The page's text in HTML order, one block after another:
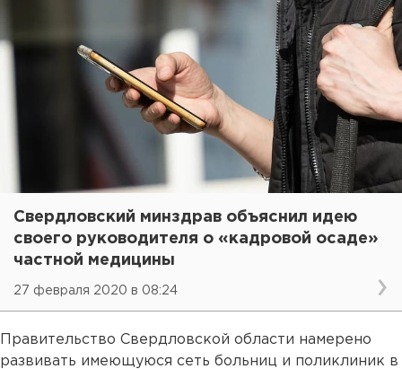
Свердловский минздрав объяснил идею
своего руководителя о «кадровой осаде»
частной медицины
27 февраля 2020 в 08:24
Правительство Свердловской области намерено
развивать имеющуюся сеть больниц и поликлиник в